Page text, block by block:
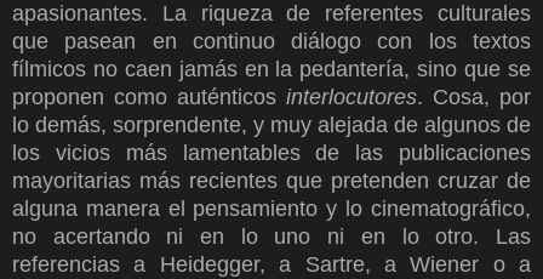
apasionantes. La riqueza de referentes culturales
que pasean en continuo diálogo con los textos
fílmicos no caen jamás en la pedantería, sino que se
proponen como auténticos interlocutores. Cosa, por
lo demás, sorprendente, y muy alejada de algunos de
los vicios más lamentables de las publicaciones
mayoritarias más recientes que pretenden cruzar de
alguna manera el pensamiento y lo cinematográfico,
no acertando ni en lo uno ni en lo otro. Las
referencias a Heidegger, a Sartre, a Wiener o a